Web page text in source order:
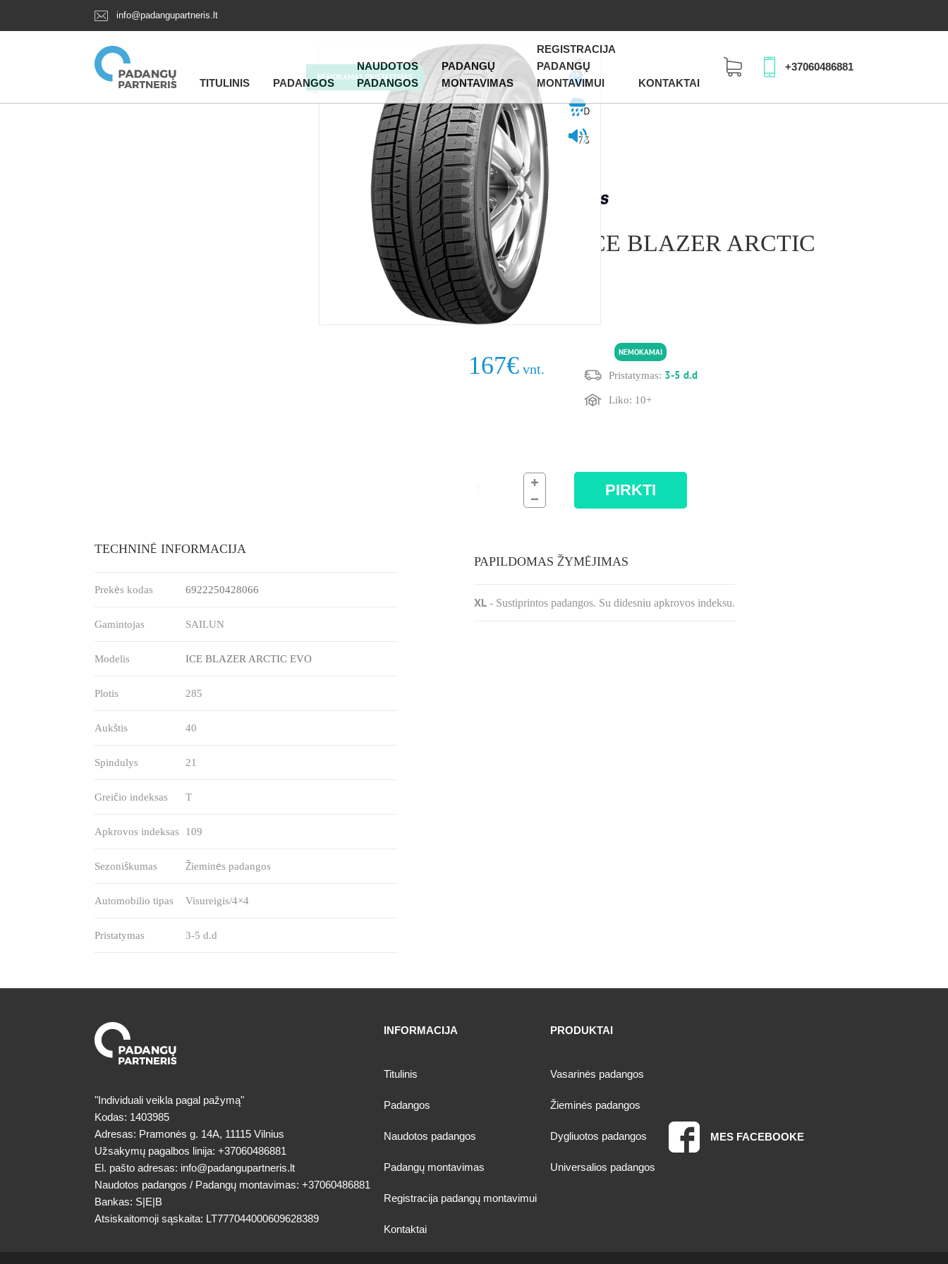
info@padangupartneris.lt
TITULINIS PADANGOS
NAUDOTOS
PADANGOS
PADANGŲ
MONTAVIMAS
REGISTRACIJA
PADANGŲ
MONTAVIMUI
KONTAKTAI
+37060486881
NEMOKAMAS PRISTATYMAS B
D
73
SAILUN – ICE BLAZER ARCTIC
EVO
285/40R21 109T
167€ vnt.
NEMOKAMAI
Pristatymas: 3-5 d.d
Liko: 10+
PIRKTI
TECHNINĖ INFORMACIJA
Prekės kodas 6922250428066
Gamintojas SAILUN
Modelis ICE BLAZER ARCTIC EVO
Plotis 285
Aukštis 40
Spindulys 21
Greičio indeksas T
Apkrovos indeksas 109
Sezoniškumas Žieminės padangos
Automobilio tipas Visureigis/4×4
Pristatymas 3-5 d.d
PAPILDOMAS ŽYMĖJIMAS
XL - Sustiprintos padangos. Su didesniu apkrovos indeksu.
"Individuali veikla pagal pažymą"
Kodas: 1403985
Adresas: Pramonės g. 14A, 11115 Vilnius
Užsakymų pagalbos linija:+37060486881
El. pašto adresas: info@padangupartneris.lt
Naudotos padangos / Padangų montavimas:+37060486881
Bankas: S|E|B
Atsiskaitomoji sąskaita: LT777044000609628389
INFORMACIJA
Titulinis
Padangos
Naudotos padangos
Padangų montavimas
Registracija padangų montavimui
Kontaktai
PRODUKTAI
Vasarinės padangos
Žieminės padangos
Dygliuotos padangos
Universalios padangos
MES FACEBOOKE